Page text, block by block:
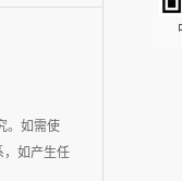
。如需使
，如产生任